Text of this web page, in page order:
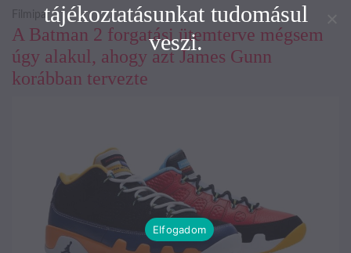
A Batman 2 forgatási ütemterve mégsem
úgy alakul, ahogy azt James Gunn
korábban tervezte
Filmipartájékoztatásunkat tudomásul
veszi.
Elfogadom